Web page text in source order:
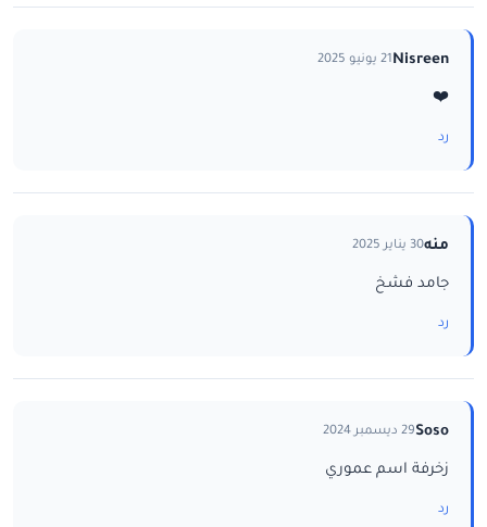
Nisreen21 يونيو 2025
❤️
رد
منه30 يناير 2025
جامد فشخ
رد
Soso29 ديسمبر 2024
زخرفة اسم عموري
رد